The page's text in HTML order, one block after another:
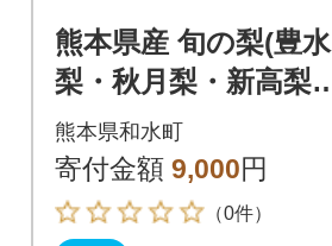
熊本県産 旬の梨(豊水
梨・秋月梨・新高梨)
品種おまかせ 約1.8kg
(5～8玉)(和水町)
熊本県和水町
寄付金額 9,000円
（0件）